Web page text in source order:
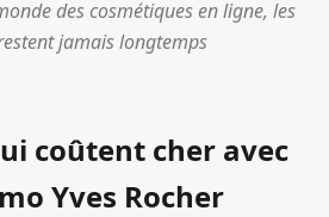
des cosmétiques en ligne, les
jamais longtemps
coûtent cher avec
Yves Rocher